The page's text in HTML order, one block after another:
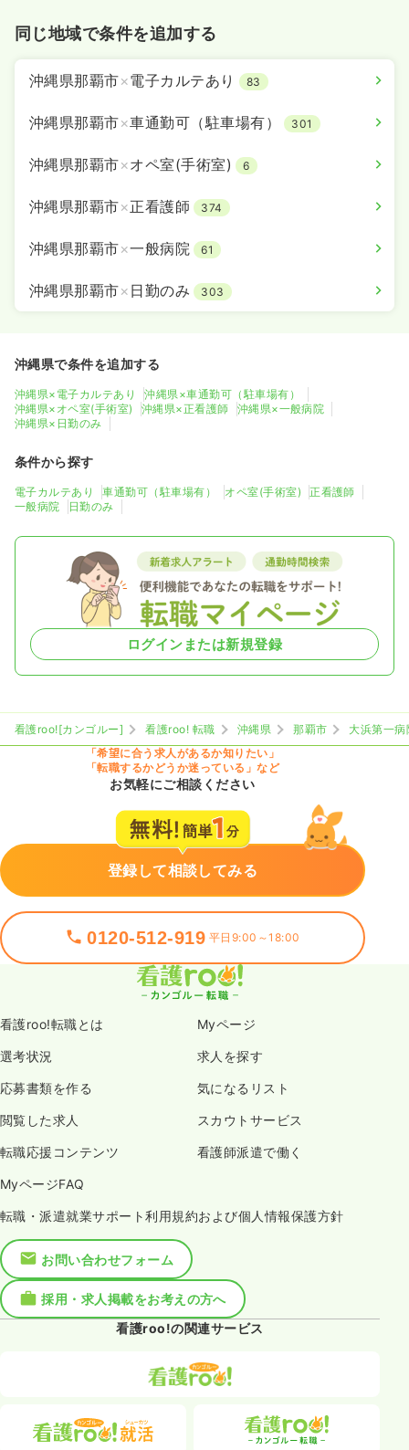
同じ地域で条件を追加する
沖縄県那覇市×電子カルテあり 83
沖縄県那覇市×車通勤可（駐車場有） 301
沖縄県那覇市×オペ室(手術室) 6
沖縄県那覇市×正看護師 374
沖縄県那覇市×一般病院 61
沖縄県那覇市× 日勤のみ 303
沖縄県で条件を追加する
沖縄県×電子カルテあり
沖縄県×車通勤可（駐車場有）
沖縄県×オペ室(手術室)
沖縄県×正看護師
沖縄県×一般病院
沖縄県×日勤のみ
条件から探す
電子カルテあり 車通勤可（駐車場有） オペ室(手術室)
正看護師
一般病院
日勤のみ
ログインまたは新規登録
看護roo![カンゴルー] 看護roo! 転職 沖縄県 那覇市
大浜第一病
「希望に合う求人があるか知りたい」
「転職するかどうか迷っている」など
お気軽にご相談ください
登録して相談してみる
0120-512-919 平日9:00～18:00
看護roo!転職とは Myページ
選考状況 求人を探す
応募書類を作る 気になるリスト
閲覧した求人 スカウトサービス
転職応援コンテンツ 看護師派遣で働く
MyページFAQ
転職・派遣就業サポート利用規約および個人情報保護方針
お問い合わせフォーム
採用・求人掲載をお考えの方へ
看護roo!の関連サービス